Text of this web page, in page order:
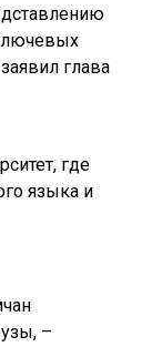
глава
где
языка и
–